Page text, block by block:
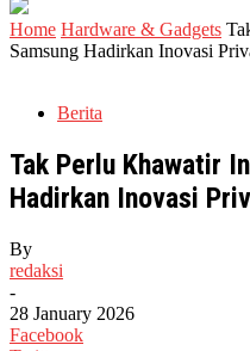
Home Hardware & Gadgets
Samsung Hadirkan Inovasi
Berita
Tak Perlu Khawatir
Hadirkan Inovasi
By
redaksi
-
28 January 2026
Facebook